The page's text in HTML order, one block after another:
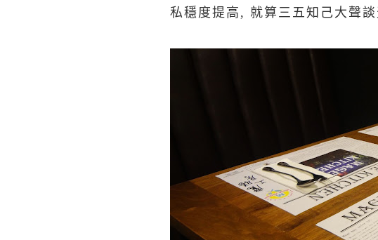
私穩度提高, 就算三五知己大聲